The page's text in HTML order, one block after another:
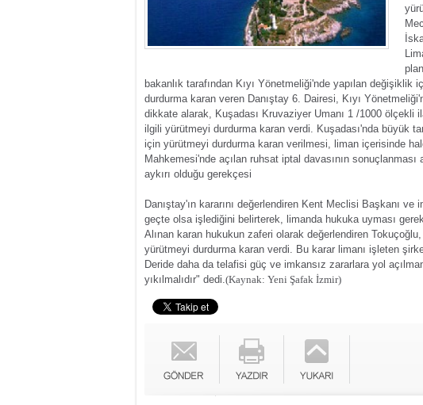
bakanlık tarafından Kıyı Yönetmeliği'nde yapılan
durdurma karan veren Danıştay 6. Dairesi, Kıyı
dikkate alarak, Kuşadası Kruvaziyer Umanı 1 /1000 ölçekli
ilgili yürütmeyi durdurma karan verdi. Kuşadası'nda büyük
için yürütmeyi durdurma karan verilmesi, liman içerisinde
Mahkemesi'nde açılan ruhsat iptal davasının
aykırı olduğu gerekçesi
Danıştay'ın kararını değerlendiren Kent Meclisi Başkanı
geçte olsa işlediğini belirterek, limanda hukuka uyması
Alınan karan hukukun zaferi olarak değerlendiren
yürütmeyi durdurma karan verdi. Bu karar limanı işleten
Deride daha da telafisi güç ve imkansız zararlara yol
yıkılmalıdır" dedi.(Kaynak: Yeni Şafak İzmir)